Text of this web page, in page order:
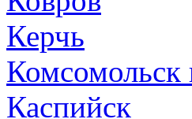
Керчь
Каспийск